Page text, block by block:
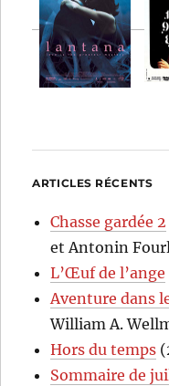
ARTICLES RÉCENTS
Chasse gardée 2
et Antonin
L’Œuf de l’ange
Aventure dans
William A.
Hors du temps
Sommaire de